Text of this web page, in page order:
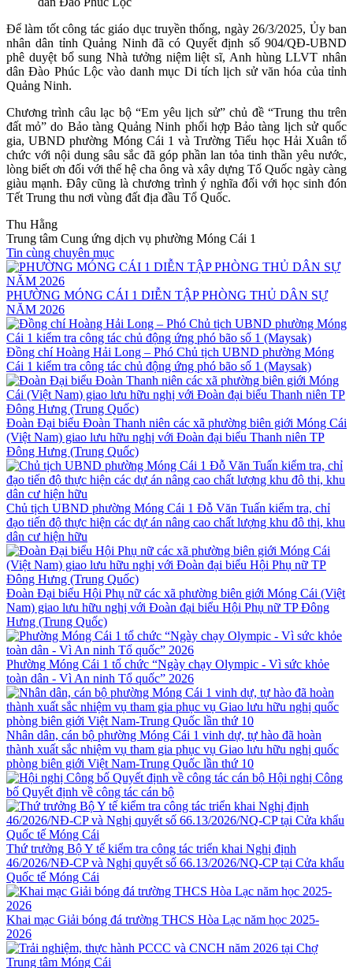
Để làm tốt công tác giáo dục truyền thống, ngày 26/3/2025, Ủy ban
nhân dân tỉnh Quảng Ninh đã có Quyết định số 904/QĐ-UBND
phê duyệt bổ sung Nhà tưởng niệm liệt sĩ, Anh hùng LLVT nhân
dân Đào Phúc Lộc vào danh mục Di tích lịch sử văn hóa của tỉnh
Quảng Ninh.
Chương trình câu lạc bộ “Em yêu lịch sử” chủ đề “Trung thu trên
đất mỏ” do Bảo tàng Quảng Ninh phối hợp Bảo tàng lịch sử quốc
gia, UBND phường Móng Cái 1 và Trường Tiểu học Hải Xuân tổ
chức với nội dung sâu sắc đã góp phần lan tỏa tinh thần yêu nước,
lòng biết ơn đối với thế hệ cha ông và xây dựng Tổ Quốc ngày càng
giàu mạnh. Đây cũng là chương trình ý nghĩa đối với học sinh đón
Tết Trung thu nơi vùng đất địa đầu Tổ Quốc.
Thu Hằng
Trung tâm Cung ứng dịch vụ phường Móng Cái 1
Tin cùng chuyên mục
PHƯỜNG MÓNG CÁI 1 DIỄN TẬP PHÒNG THỦ DÂN SỰ
NĂM 2026
Đồng chí Hoàng Hải Long – Phó Chủ tịch UBND phường Móng
Cái 1 kiểm tra công tác chủ động ứng phó bão số 1 (Maysak)
Đoàn Đại biểu Đoàn Thanh niên các xã phường biên giới Móng Cái
(Việt Nam) giao lưu hữu nghị với Đoàn đại biểu Thanh niên TP
Đông Hưng (Trung Quốc)
Chủ tịch UBND phường Móng Cái 1 Đỗ Văn Tuấn kiểm tra, chỉ
đạo tiến độ thực hiện các dự án nâng cao chất lượng khu đô thị, khu
dân cư hiện hữu
Đoàn Đại biểu Hội Phụ nữ các xã phường biên giới Móng Cái (Việt
Nam) giao lưu hữu nghị với Đoàn đại biểu Hội Phụ nữ TP Đông
Hưng (Trung Quốc)
Phường Móng Cái 1 tổ chức “Ngày chạy Olympic - Vì sức khỏe
toàn dân - Vì An ninh Tổ quốc” 2026
Nhân dân, cán bộ phường Móng Cái 1 vinh dự, tự hào đã hoàn
thành xuất sắc nhiệm vụ tham gia phục vụ Giao lưu hữu nghị quốc
phòng biên giới Việt Nam-Trung Quốc lần thứ 10
Hội nghị Công
bố Quyết định về công tác cán bộ
Thứ trưởng Bộ Y tế kiểm tra công tác triển khai Nghị định
46/2026/NĐ-CP và Nghị quyết số 66.13/2026/NQ-CP tại Cửa khẩu
Quốc tế Móng Cái
Khai mạc Giải bóng đá trường THCS Hòa Lạc năm học 2025-
2026